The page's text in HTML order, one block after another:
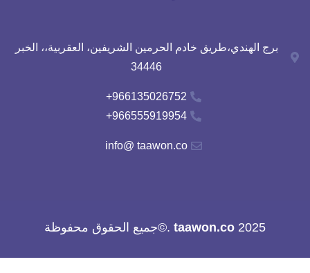
برج الهندي،طريق خادم الحرمين الشريفين، العقربية،، الخبر
34446
966135026752+
966555919954+
info@ taawon.co
2025
taawon.co.©جميع الحقوق محفوظة